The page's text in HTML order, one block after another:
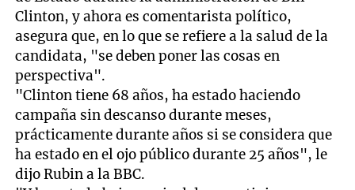
Clinton, y ahora es comentarista político,
asegura que, en lo que se refiere a la salud de la
candidata, "se deben poner las cosas en
perspectiva".
"Clinton tiene 68 años, ha estado haciendo
campaña sin descanso durante meses,
prácticamente durante años si se considera que
ha estado en el ojo público durante 25 años", le
dijo Rubin a la BBC.